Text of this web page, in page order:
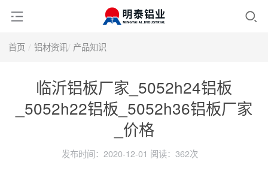
首页 铝材资讯 产品知识
临沂铝板厂家_5052h24铝板
_5052h22铝板_5052h36铝板厂家
_价格
发布时间：2020-12-01 阅读： 362次